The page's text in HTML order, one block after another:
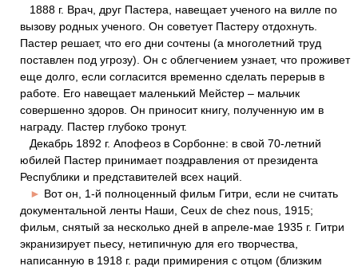
1888 г. Врач, друг Пастера, навещает ученого на вилле по
вызову родных ученого. Он советует Пастеру отдохнуть.
Пастер решает, что его дни сочтены (а многолетний труд
поставлен под угрозу). Он с облегчением узнает, что проживет
еще долго, если согласится временно сделать перерыв в
работе. Его навещает маленький Мейстер – мальчик
совершенно здоров. Он приносит книгу, полученную им в
награду. Пастер глубоко тронут.
Декабрь 1892 г. Апофеоз в Сорбонне: в свой 70-летний
юбилей Пастер принимает поздравления от президента
Республики и представителей всех наций.
► Вот он, 1-й полноценный фильм Гитри, если не считать
документальной ленты Наши, Ceux de chez nous, 1915;
фильм, снятый за несколько дней в апреле-мае 1935 г. Гитри
экранизирует пьесу, нетипичную для его творчества,
написанную в 1918 г. ради примирения с отцом (близким